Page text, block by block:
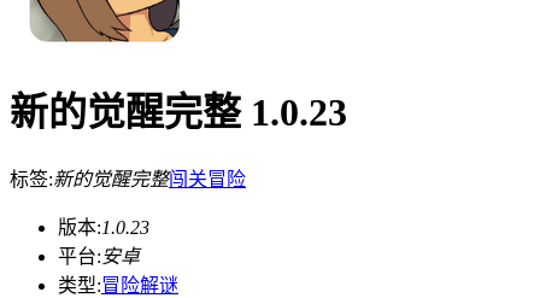
新的觉醒完整 1.0.23
标签:新的觉醒完整闯关冒险
版本:1.0.23
平台:安卓
类型:冒险解谜